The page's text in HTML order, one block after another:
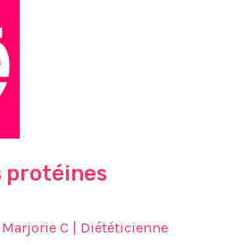
protéines
Marjorie C | Diététicienne